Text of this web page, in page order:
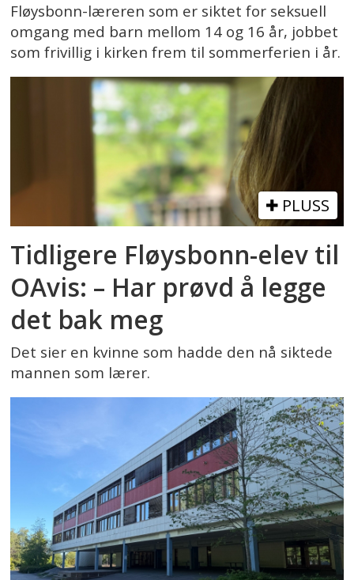
Fløysbonn-læreren som er siktet for seksuell
omgang med barn mellom 14 og 16 år, jobbet
som frivillig i kirken frem til sommerferien i år.
PLUSS
Tidligere Fløysbonn-elev til
OAvis: – Har prøvd å legge
det bak meg
Det sier en kvinne som hadde den nå siktede
mannen som lærer.